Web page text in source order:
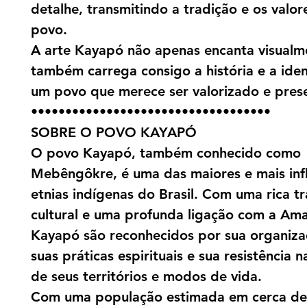
detalhe, transmitindo a tradição e os
povo.
A arte Kayapó não apenas encanta
também carrega consigo a história e a
um povo que merece ser valorizado e
•••••••••••••••••••••••••••••••••••
SOBRE O POVO KAYAPÓ
O povo Kayapó, também conhecido como
Mebêngôkre, é uma das maiores e mais
etnias indígenas do Brasil. Com uma rica
cultural e uma profunda ligação com a
Kayapó são reconhecidos por sua
suas práticas espirituais e sua resistência
de seus territórios e modos de vida.
Com uma população estimada em cerca